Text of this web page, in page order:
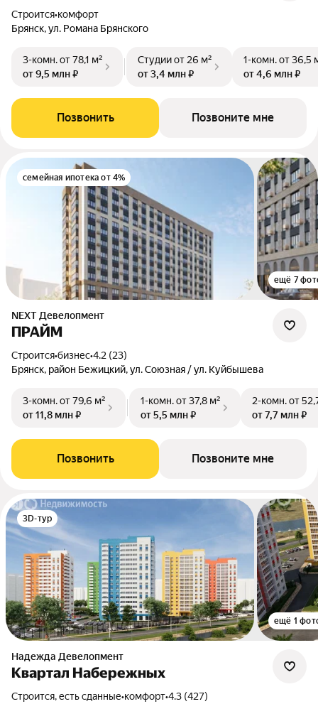
Строится•комфорт
Брянск, ул. Романа Брянского
3-комн.от 78,1 м²
от 9,5 млн ₽
Студииот 26 м²
от 3,4 млн ₽
1-комн.от 36,5
от 4,6 млн ₽
Позвонить Позвоните мне
семейная ипотека от 4%
ещё 7
NEXT Девелопмент
ПРАЙМ
Строится•бизнес•4.2 (23)
Брянск, район Бежицкий, ул. Союзная / ул. Куйбышева
3-комн.от 79,6 м²
от 11,8 млн ₽
1-комн.от 37,8 м²
от 5,5 млн ₽
2-комн.от
от 7,7 млн ₽
Позвонить Позвоните мне
3D-тур
ещё 1
Надежда Девелопмент
Квартал Набережных
Строится, есть сданные•комфорт•4.3 (427)